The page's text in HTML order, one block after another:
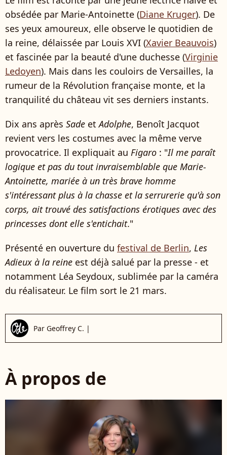
obsédée par Marie-Antoinette (Diane Kruger). De
ses yeux amoureux, elle observe le quotidien de
la reine, délaissée par Louis XVI (Xavier Beauvois)
et fascinée par la beauté d'une duchesse (Virginie
Ledoyen). Mais dans les couloirs de Versailles, la
rumeur de la Révolution française monte, et la
tranquilité du château vit ses derniers instants.
Dix ans après Sade etAdolphe, Benoît Jacquot
revient vers les costumes avec la même verve
provocatrice. Il expliquait au Figaro : "Il me paraît
logique et pas du tout invraisemblable que Marie-
Antoinette, mariée à un très brave homme
s'intéressant plus à la chasse et la serrurerie qu'à son
corps, ait trouvé des satisfactions érotiques avec des
princesses dont elle s'entichait."
Présenté en ouverture du festival de Berlin, Les
Adieux à la reine est déjà salué par la presse - et
notamment Léa Seydoux, sublimée par la caméra
du réalisateur. Le film sort le 21 mars.
Par Geoffrey C. |
À propos de